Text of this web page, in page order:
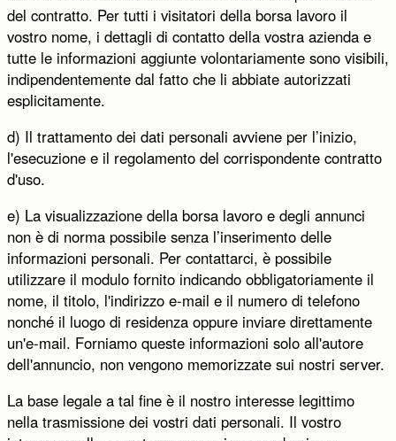
del contratto. Per tutti i visitatori della borsa lavoro il
vostro nome, i dettagli di contatto della vostra azienda e
tutte le informazioni aggiunte volontariamente sono visibili,
indipendentemente dal fatto che li abbiate autorizzati
esplicitamente.
d) Il trattamento dei dati personali avviene per l’inizio,
l'esecuzione e il regolamento del corrispondente contratto
d'uso.
e) La visualizzazione della borsa lavoro e degli annunci
non è di norma possibile senza l’inserimento delle
informazioni personali. Per contattarci, è possibile
utilizzare il modulo fornito indicando obbligatoriamente il
nome, il titolo, l'indirizzo e-mail e il numero di telefono
nonché il luogo di residenza oppure inviare direttamente
un'e-mail. Forniamo queste informazioni solo all'autore
dell'annuncio, non vengono memorizzate sui nostri server.
La base legale a tal fine è il nostro interesse legittimo
nella trasmissione dei vostri dati personali. Il vostro